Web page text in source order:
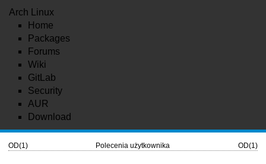
Arch Linux
Home
Packages
Forums
Wiki
GitLab
Security
AUR
Download
OD(1) Polecenia użytkownika OD(1)